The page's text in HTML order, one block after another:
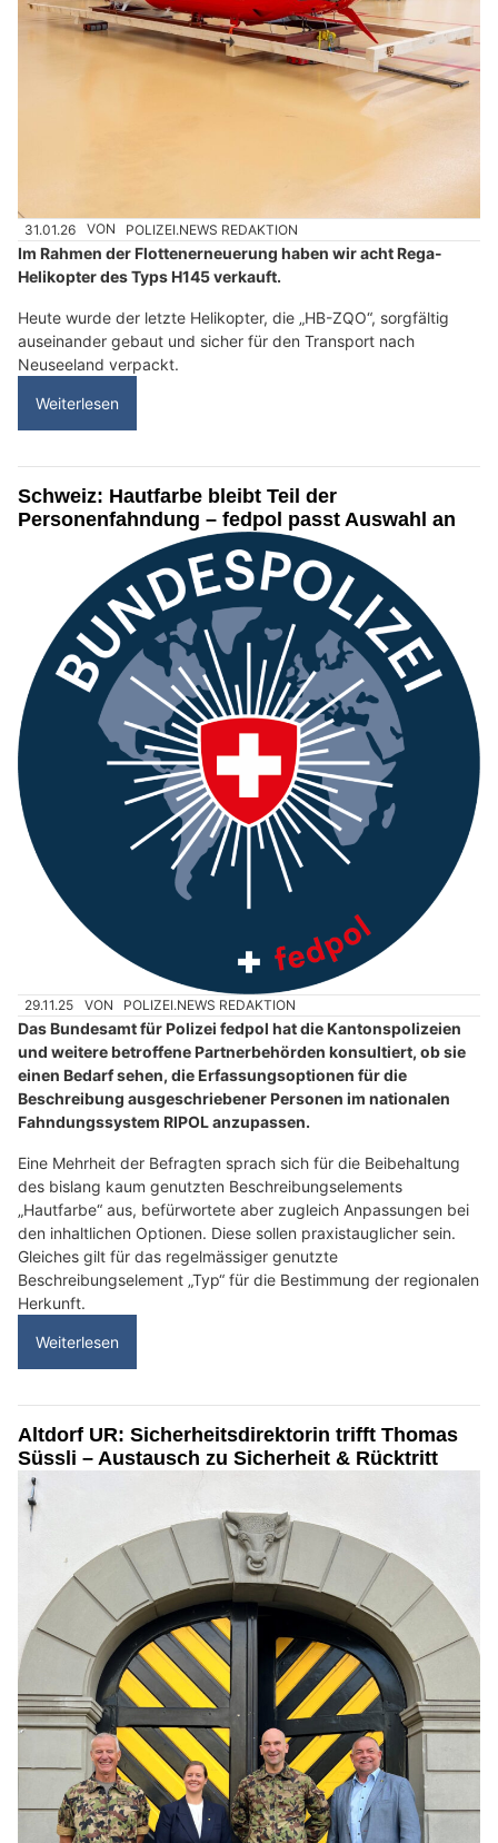
31.01.26 VON POLIZEI.NEWS REDAKTION
Im Rahmen der Flottenerneuerung haben wir acht Rega-
Helikopter des Typs H145 verkauft.
Heute wurde der letzte Helikopter, die „HB-ZQO“, sorgfältig
auseinander gebaut und sicher für den Transport nach
Neuseeland verpackt.
Weiterlesen
Schweiz: Hautfarbe bleibt Teil der
Personenfahndung – fedpol passt Auswahl an
29.11.25 VON POLIZEI.NEWS REDAKTION
Das Bundesamt für Polizei fedpol hat die Kantonspolizeien
und weitere betroffene Partnerbehörden konsultiert, ob sie
einen Bedarf sehen, die Erfassungsoptionen für die
Beschreibung ausgeschriebener Personen im nationalen
Fahndungssystem RIPOL anzupassen.
Eine Mehrheit der Befragten sprach sich für die Beibehaltung
des bislang kaum genutzten Beschreibungselements
„Hautfarbe“ aus, befürwortete aber zugleich Anpassungen bei
den inhaltlichen Optionen. Diese sollen praxistauglicher sein.
Gleiches gilt für das regelmässiger genutzte
Beschreibungselement „Typ“ für die Bestimmung der regionalen
Herkunft.
Weiterlesen
Altdorf UR: Sicherheitsdirektorin trifft Thomas
Süssli – Austausch zu Sicherheit & Rücktritt